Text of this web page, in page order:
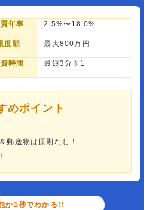
年率 2.5%〜18.0%
度額 最大800万円
時間 最短3分※1
めポイント
郵送物は原則なし！
！
か1秒でわかる!!